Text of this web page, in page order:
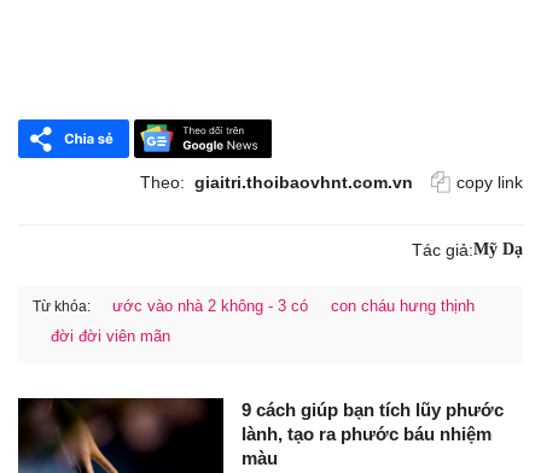
Theo: giaitri.thoibaovhnt.com.vn copy link
Tác giả:Mỹ Dạ
Từ khóa: ước vào nhà 2 không - 3 có
con cháu hưng thịnh
đời đời viên mãn
9 cách giúp bạn tích lũy phước
lành, tạo ra phước báu nhiệm
màu